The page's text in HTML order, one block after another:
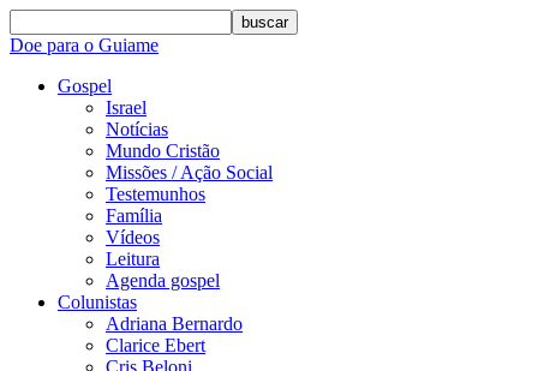
buscar
Doe para o Guiame
Gospel
Israel
Notícias
Mundo Cristão
Missões / Ação Social
Testemunhos
Família
Vídeos
Leitura
Agenda gospel
Colunistas
Adriana Bernardo
Clarice Ebert
Cris Beloni